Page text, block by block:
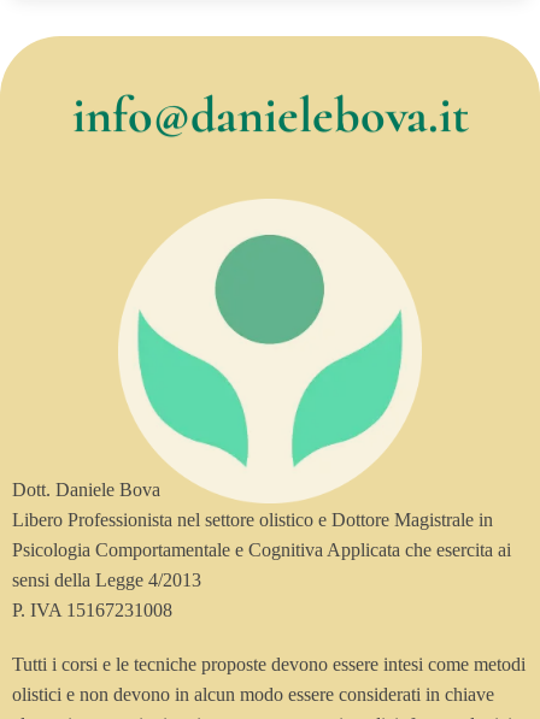
info@danielebova.it
Dott. Daniele Bova
Libero Professionista nel settore olistico e Dottore Magistrale in
Psicologia Comportamentale e Cognitiva Applicata che esercita ai
sensi della Legge 4/2013
P. IVA 15167231008
Tutti i corsi e le tecniche proposte devono essere intesi come metodi
olistici e non devono in alcun modo essere considerati in chiave